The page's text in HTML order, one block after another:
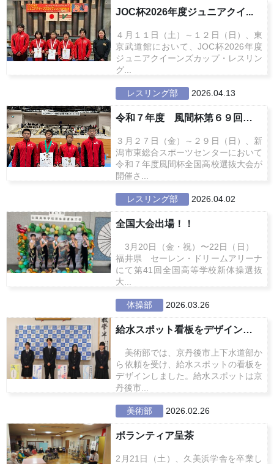
JOC杯2026年度ジュニアクイ...
４月１１日（土）～１２日（日）、東
京武道館において、JOC杯2026年度
ジュニアクイーンズカップ・レスリン
グ...
レスリング部 2026.04.13
令和７年度 風間杯第６９回全国高...
３月２７日（金）～２９日（日）、新
潟市東総合スポーツセンターにおいて
令和７年度風間杯全国高校選抜大会が
開催さ...
レスリング部 2026.04.02
全国大会出場！！
3月20日（金・祝）〜22日（日）
福井県 セーレン・ドリームアリーナ
にて第41回全国高等学校新体操選抜
大...
体操部 2026.03.26
給水スポット看板をデザインしまし...
美術部では、京丹後市上下水道部か
ら依頼を受け、給水スポットの看板を
デザインしました。給水スポットは京
丹後市...
美術部 2026.02.26
ボランティア呈茶
2月21日（土）、久美浜学舎を卒業し